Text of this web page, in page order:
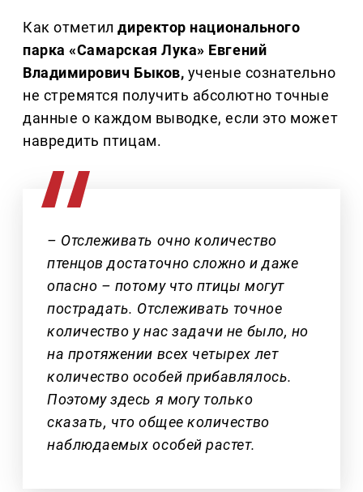
Как отметилдиректор национального
парка «Самарская Лука» Евгений
Владимирович Быков, ученые сознательно
не стремятся получить абсолютно точные
данные о каждом выводке, если это может
навредить птицам.
– Отслеживать очно количество
птенцов достаточно сложно и даже
опасно – потому что птицы могут
пострадать. Отслеживать точное
количество у нас задачи не было, но
на протяжении всех четырех лет
количество особей прибавлялось.
Поэтому здесь я могу только
сказать, что общее количество
наблюдаемых особей растет.